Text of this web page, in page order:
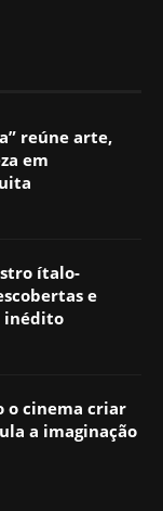
reúne arte,
em
ítalo-
e
inédito
o cinema criar
a imaginação